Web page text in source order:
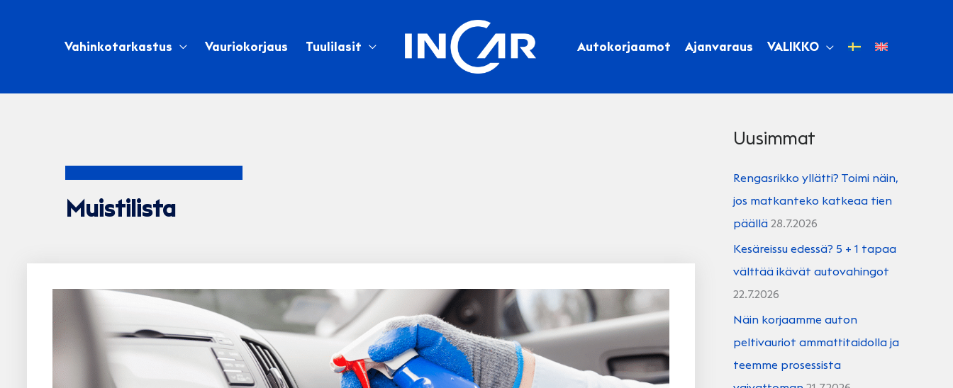
Vahinkotarkastus Vauriokorjaus Tuulilasit Autokorjaamot Ajanvaraus VALIKKO
Muistilista
Uusimmat
Rengasrikko yllätti? Toimi näin,
jos matkanteko katkeaa tien
päällä 28.7.2026
Kesäreissu edessä? 5 + 1 tapaa
välttää ikävät autovahingot
22.7.2026
Näin korjaamme auton
peltivauriot ammattitaidolla ja
teemme prosessista